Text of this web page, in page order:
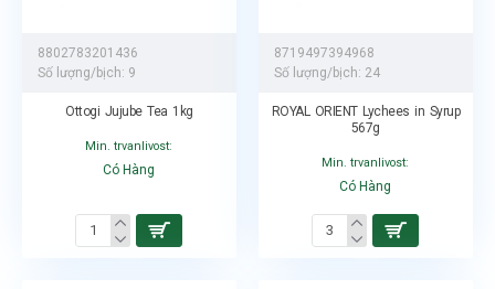
8802783201436
Số lượng/bịch: 9
Ottogi Jujube Tea 1kg
Min. trvanlivost:
Có Hàng
8719497394968
Số lượng/bịch: 24
ROYAL ORIENT Lychees in Syrup
567g
Min. trvanlivost:
Có Hàng